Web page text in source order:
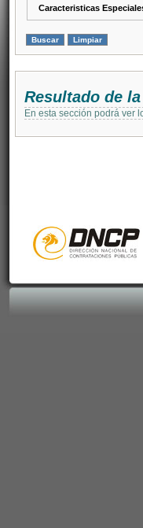
Caracteristicas
Resultado de
En esta sección podrá ver